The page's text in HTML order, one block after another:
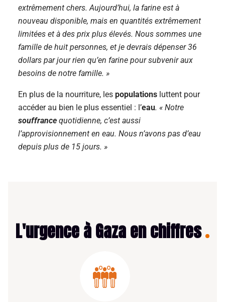
extrêmement chers. Aujourd’hui, la farine est à
nouveau disponible, mais en quantités extrêmement
limitées et à des prix plus élevés. Nous sommes une
famille de huit personnes, et je devrais dépenser 36
dollars par jour rien qu’en farine pour subvenir aux
besoins de notre famille. »
En plus de la nourriture, les populations luttent pour
accéder au bien le plus essentiel : l’eau. « Notre
souffrance quotidienne, c’est aussi
l’approvisionnement en eau. Nous n’avons pas d’eau
depuis plus de 15 jours. »
L'urgence à Gaza en chiffres